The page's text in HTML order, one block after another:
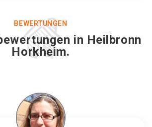
BEWERTUNGEN
in Heilbronn
Horkheim.